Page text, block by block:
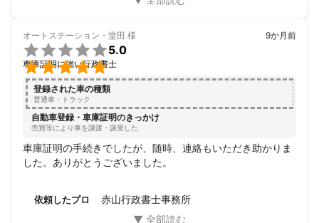
オートステーション・堂田 様


5.0
車庫証明に強い行政書士
9か月前
登録された車の種類
普通車・トラック
自動車登録・車庫証明のきっかけ
売買等により車を譲渡・譲受した
車庫証明の手続きでしたが、随時、連絡もいただき助かりま
した。ありがとうございました。
依頼したプロ 赤山行政書士事務所